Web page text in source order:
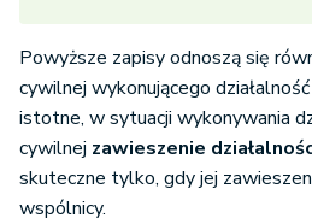
Powyższe zapisy odnoszą się
cywilnej wykonującego
istotne, w sytuacji wykonywania
cywilnej zawieszenie
skuteczne tylko, gdy jej
wspólnicy.